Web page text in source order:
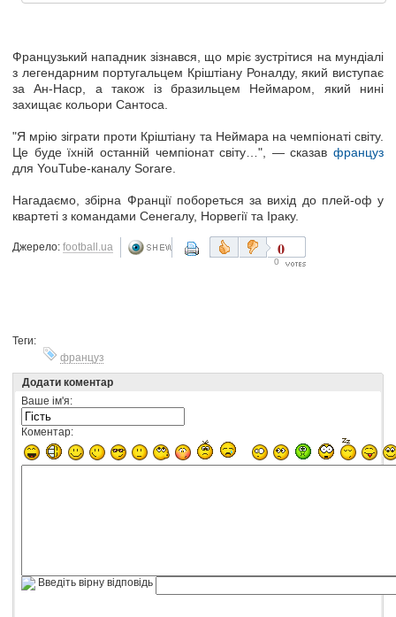
Французький нападник зізнався, що мріє зустрітися на мундіалі
з легендарним португальцем Кріштіану Роналду, який виступає
за Ан-Наср, а також із бразильцем Неймаром, який нині
захищає кольори Сантоса.
"Я мрію зіграти проти Кріштіану та Неймара на чемпіонаті світу.
Це буде їхній останній чемпіонат світу…", — сказав француз
для YouTube-каналу Sorare.
Нагадаємо, збірна Франції побореться за вихід до плей-оф у
квартеті з командами Сенегалу, Норвегії та Іраку.
Джерело: football.ua 0
0
Теги:
француз
Додати коментар
Ваше ім'я:
Коментар:
Введіть вірну відповідь